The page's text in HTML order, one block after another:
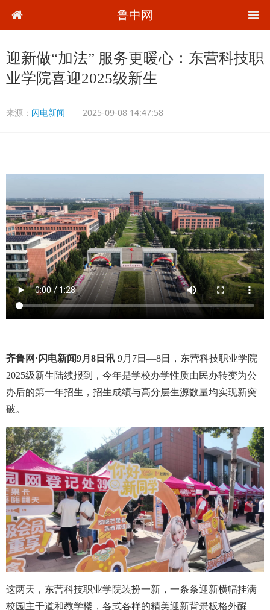
鲁中网
迎新做“加法” 服务更暖心：东营科技职
业学院喜迎2025级新生
来源： 闪电新闻 2025-09-08 14:47:58
齐鲁网·闪电新闻9月8日讯 9月7日—8日，东营科技职业学院
2025级新生陆续报到，今年是学校办学性质由民办转变为公
办后的第一年招生，招生成绩与高分层生源数量均实现新突
破。
这两天，东营科技职业学院装扮一新，一条条迎新横幅挂满
校园主干道和教学楼，各式各样的精美迎新背景板格外醒